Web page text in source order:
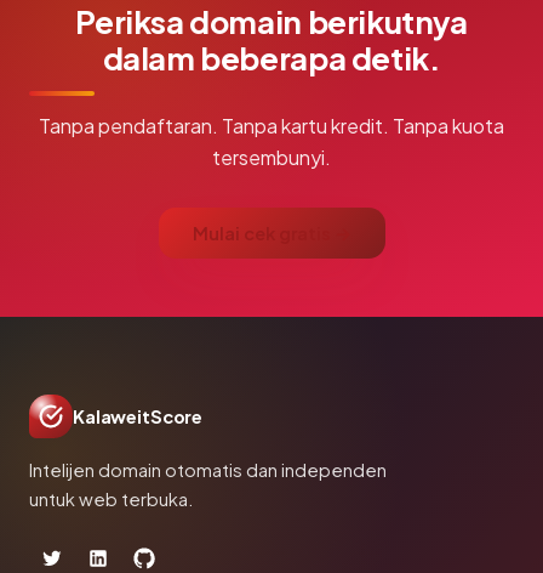
Periksa domain berikutnya
dalam beberapa detik.
Tanpa pendaftaran. Tanpa kartu kredit. Tanpa kuota
tersembunyi.
Mulai cek gratis →
KalaweitScore
Intelijen domain otomatis dan independen
untuk web terbuka.